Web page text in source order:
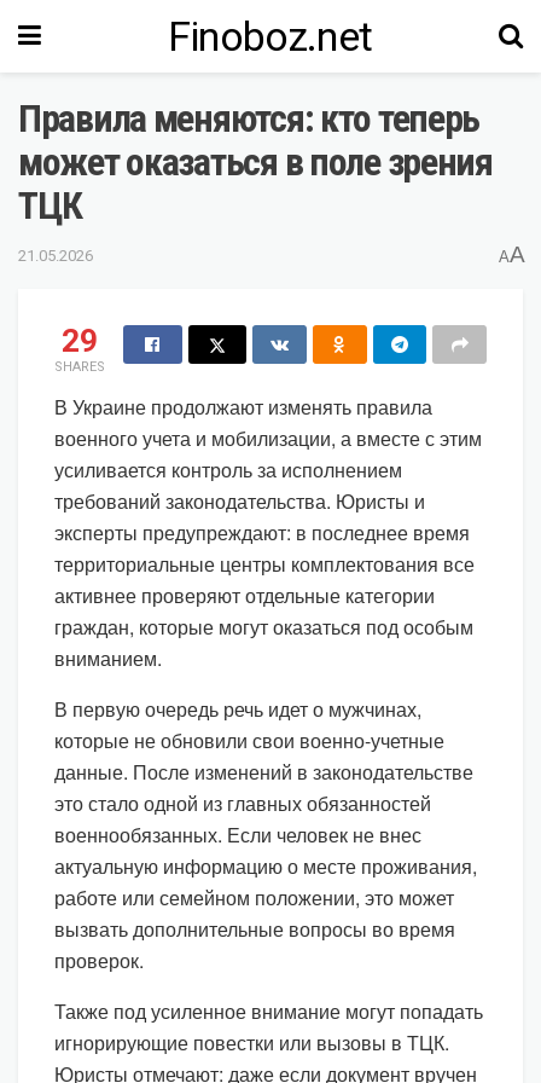
Finoboz.net
Правила меняются: кто теперь
может оказаться в поле зрения
ТЦК
21.05.2026 AA
29
SHARES
В Украине продолжают изменять правила
военного учета и мобилизации, а вместе с этим
усиливается контроль за исполнением
требований законодательства. Юристы и
эксперты предупреждают: в последнее время
территориальные центры комплектования все
активнее проверяют отдельные категории
граждан, которые могут оказаться под особым
вниманием.
В первую очередь речь идет о мужчинах,
которые не обновили свои военно-учетные
данные. После изменений в законодательстве
это стало одной из главных обязанностей
военнообязанных. Если человек не внес
актуальную информацию о месте проживания,
работе или семейном положении, это может
вызвать дополнительные вопросы во время
проверок.
Также под усиленное внимание могут попадать
игнорирующие повестки или вызовы в ТЦК.
Юристы отмечают: даже если документ вручен